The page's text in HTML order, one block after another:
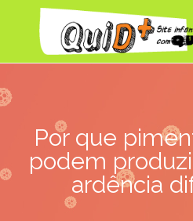
Por que
podem
ardência